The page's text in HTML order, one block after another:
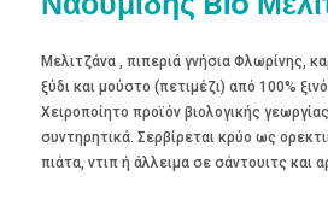
Μελιτζάνα , πιπεριά γνήσια Φλωρίνης,
ξύδι και μούστο (πετιμέζι) από 100%
Χειροποίητο προϊόν βιολογικής
συντηρητικά. Σερβίρεται κρύο ως
πιάτα, ντιπ ή άλλειμα σε σάντουιτς και